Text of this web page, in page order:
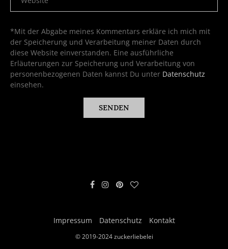
*Mit der Abgabe meines Kommentars erkläre ich mich mit
der Speicherung und Verarbeitung meiner Daten durch
diese Website einverstanden. Eine ausführliche
Erläuterungen zur Speicherung und Verarbeitung von
personenbezogenen Daten kannst Du unter Datenschutz
einsehen.
Impressum Datenschutz Kontakt
© 2019-2024 zuckerliebelei